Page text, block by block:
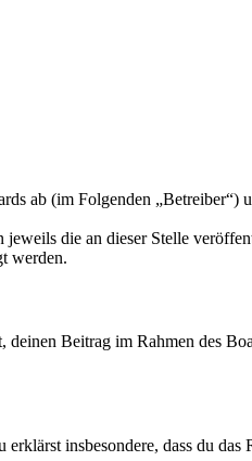
ab (im Folgenden „Betreiber“)
die an dieser Stelle
werden.
Beitrag im Rahmen des
insbesondere, dass du das